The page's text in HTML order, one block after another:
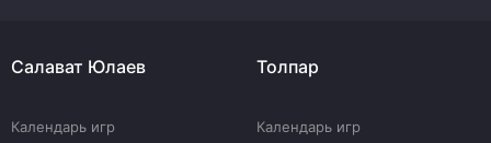
Салават Юлаев
Календарь игр
Толпар
Календарь игр